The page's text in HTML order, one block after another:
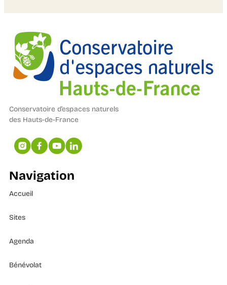
Conservatoire d’espaces naturels
des Hauts-de-France
Navigation
Accueil
Sites
Agenda
Bénévolat